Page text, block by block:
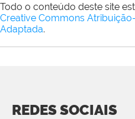
Todo o conteúdo deste site
Creative Commons
Adaptada.
REDES SOCIAIS